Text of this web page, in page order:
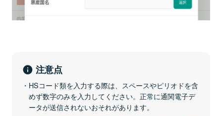
注意点
HSコード類を入力する際は、スペースやピリオドを含
めず数字のみを入力してください。正常に通関電子デ
ータが送信されないおそれがあります。